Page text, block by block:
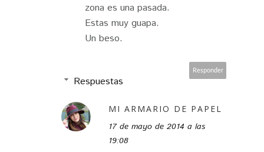
zona es una pasada.
Estas muy guapa.
Un beso.
Responder
Respuestas
MI ARMARIO DE PAPEL
17 de mayo de 2014 a las
19:08